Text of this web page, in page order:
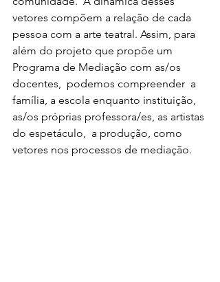
vetores compõem a relação de cada
pessoa com a arte teatral. Assim, para
além do projeto que propõe um
Programa de Mediação com as/os
docentes,  podemos compreender  a
família, a escola enquanto instituição,
as/os próprias professora/es, as artistas
do espetáculo,  a produção, como
vetores nos processos de mediação.